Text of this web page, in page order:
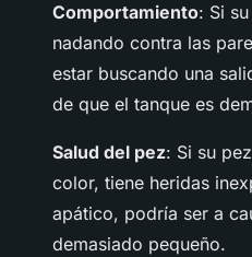
Comportamiento: Si
nadando contra las
estar buscando una
de que el tanque es
Salud del pez: Si su
color, tiene heridas
apático, podría ser a
demasiado pequeño.